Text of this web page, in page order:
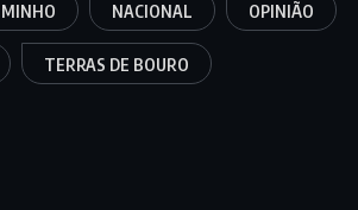
MINHO NACIONAL OPINIÃO
TERRAS DE BOURO